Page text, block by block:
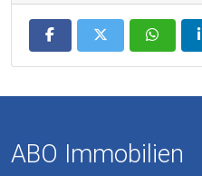
ABO Immobilien